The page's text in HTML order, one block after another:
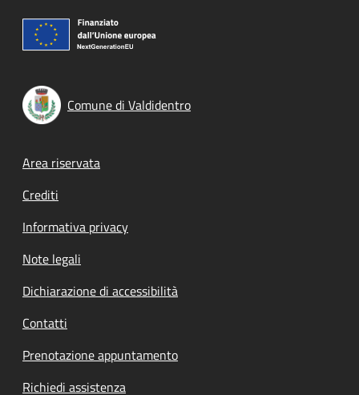
Comune di Valdidentro
Footer menu
Area riservata
Crediti
Informativa privacy
Note legali
Dichiarazione di accessibilità
Contatti
Prenotazione appuntamento
Richiedi assistenza